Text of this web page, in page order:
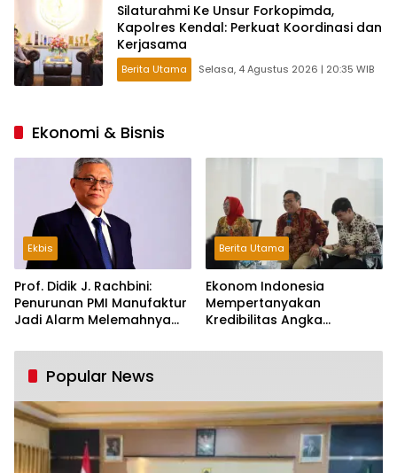
Silaturahmi Ke Unsur Forkopimda,
Kapolres Kendal: Perkuat Koordinasi dan
Kerjasama
Berita Utama Selasa, 4 Agustus 2026 | 20:35 WIB
Ekonomi & Bisnis
Ekbis
Prof. Didik J. Rachbini:
Penurunan PMI Manufaktur
Jadi Alarm Melemahnya
Berita Utama
Ekonom Indonesia
Mempertanyakan
Kredibilitas Angka
Tumbuh Tapi Rapuh
Popular News